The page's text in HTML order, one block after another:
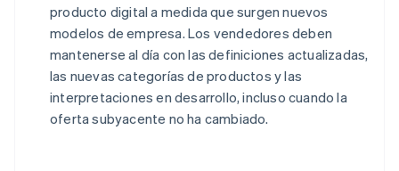
producto digital a medida que surgen nuevos
modelos de empresa. Los vendedores deben
mantenerse al día con las definiciones actualizadas,
las nuevas categorías de productos y las
interpretaciones en desarrollo, incluso cuando la
oferta subyacente no ha cambiado.